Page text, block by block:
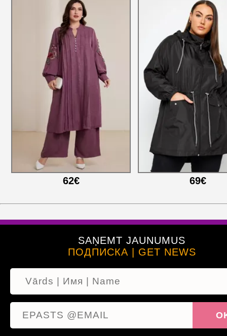
62€ 69€
SAŅEMT JAUNUMUS
ПОДПИСКА | GET NEWS